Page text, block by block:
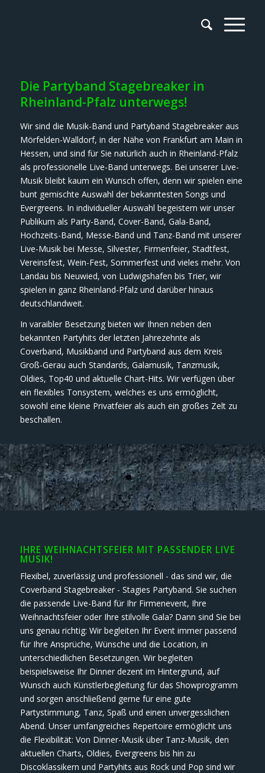
Die Partyband Stagebreaker in
Rheinland-Pfalz unterwegs!
Wir sind die Musik-Band und Partyband Stagebreaker aus
Mörfelden-Walldorf, in der Nähe von Frankfurt am Main in
Hessen, und sind für Sie natürlich auch in Rheinland-Pfalz
als professionelle Live-Band unterwegs. Bei unserer Live-
Musik bleibt kaum ein Wunsch offen, denn wir spielen eine
bunt gemischte Auswahl der bekanntesten Songs und
Evergreens. In individueller Auswahl begeistern wir unser
Publikum als Party-Band, Cover-Band, Gala-Band,
Hochzeits-Band, Messe-Band und Tanz-Band mit unserer
Live-Musik bei Messe, Silvester, Firmenfeier, Stadtfest,
Vereinsfest, Wein-Fest, Sommerfest und vieles mehr. Von
Landau bis Neuwied, von Ludwigshafen bis Trier, wir
spielen in ganz Rheinland-Pfalz und darüber hinaus
deutschlandweit.
In varaibler Besetzung bieten wir Ihnen neben den
bekannten Partyhits der letzten Jahrezehnte als
Coverband, Musikband und Partyband aus dem Kreis
Groß-Gerau auch Standards, Galamusik, Tanzmusik,
Oldies, Top40 und aktuelle Chart-Hits. Wir verfügen über
ein flexibles Tonsystem, welches es uns ermöglicht,
sowohl eine kleine Privatfeier als auch ein großes Zelt zu
beschallen.
IHRE WEIHNACHTSFEIER MIT PASSENDER LIVE
MUSIK!
Flexibel, zuverlässig und professionell - das sind wir, die
Coverband Stagebreaker - Stagies Partyband. Sie suchen
die passende Live-Band für Ihr Firmenevent, Ihre
Weihnachtsfeier oder Ihre stilvolle Gala? Dann sind Sie bei
uns genau richtig: Wir begleiten Ihr Event immer passend
für Ihre Ansprüche, Wünsche und die Location, in
unterschiedlichen Besetzungen. Wir begleiten
beispielsweise Ihr Dinner dezent im Hintergrund, auf
Wunsch auch Künstlerbegleitung für das Showprogramm
und sorgen anschließend gerne für eine gute
Partystimmung, Tanz, Spaß und einen unvergesslichen
Abend. Unser umfangreiches Repertoire ermöglicht uns
die Flexibilität: Von Dinner-Musik über Tanz-Musik, den
aktuellen Charts, Oldies, Evergreens bis hin zu
Discoklassikern und Partyhits aus Rock und Pop sind wir